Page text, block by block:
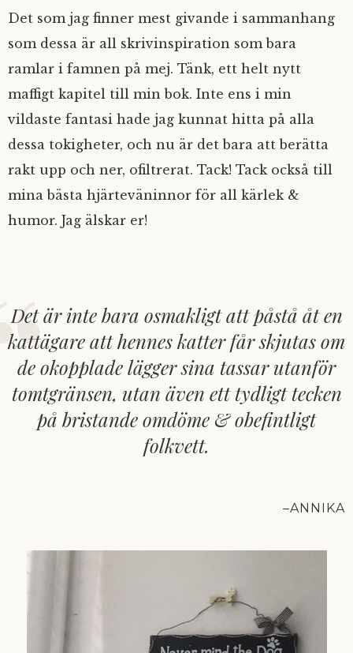
Det som jag finner mest givande i sammanhang
som dessa är all skrivinspiration som bara
ramlar i famnen på mej. Tänk, ett helt nytt
maffigt kapitel till min bok. Inte ens i min
vildaste fantasi hade jag kunnat hitta på alla
dessa tokigheter, och nu är det bara att berätta
rakt upp och ner, ofiltrerat. Tack! Tack också till
mina bästa hjärteväninnor för all kärlek &
humor. Jag älskar er!
Det är inte bara osmakligt att påstå åt en
kattägare att hennes katter får skjutas om
de okopplade lägger sina tassar utanför
tomtgränsen, utan även ett tydligt tecken
på bristande omdöme & obefintligt
folkvett.
ANNIKA